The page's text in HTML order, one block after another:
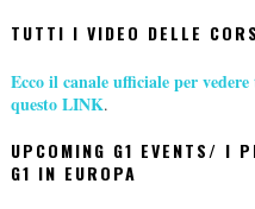
TUTTI I VIDEO DELLE
Ecco il canale ufficiale per
questo LINK.
UPCOMING G1 EVENTS/ I
G1 IN EUROPA